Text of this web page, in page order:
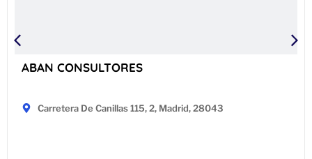
ABAN CONSULTORES
Carretera De Canillas 115, 2, Madrid, 28043